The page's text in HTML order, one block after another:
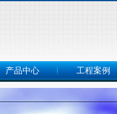
产品中心 工程案例